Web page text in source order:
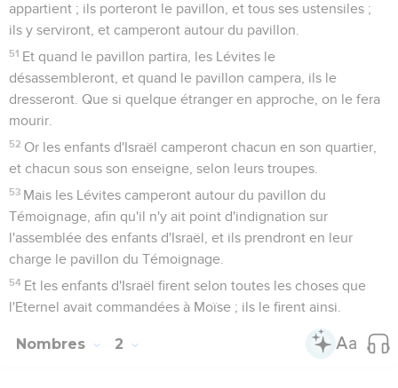
appartient ; ils porteront le pavillon, et tous ses ustensiles ;
ils y serviront, et camperont autour du pavillon.
51 Et quand le pavillon partira, les Lévites le
désassembleront, et quand le pavillon campera, ils le
dresseront. Que si quelque étranger en approche, on le fera
mourir.
52 Or les enfants d'Israël camperont chacun en son quartier,
et chacun sous son enseigne, selon leurs troupes.
53 Mais les Lévites camperont autour du pavillon du
Témoignage, afin qu'il n'y ait point d'indignation sur
l'assemblée des enfants d'Israël, et ils prendront en leur
charge le pavillon du Témoignage.
54 Et les enfants d'Israël firent selon toutes les choses que
l'Eternel avait commandées à Moïse ; ils le firent ainsi.
Nombres 2